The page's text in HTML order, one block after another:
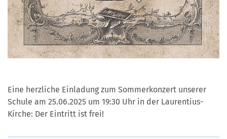
Eine herzliche Einladung zum Sommerkonzert unserer
Schule am 25.06.2025 um 19:30 Uhr in der Laurentius-
Kirche: Der Eintritt ist frei!